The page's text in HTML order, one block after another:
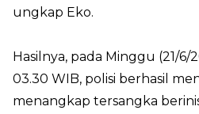
ungkap Eko.
Hasilnya, pada Minggu (21/6/
03.30 WIB, polisi berhasil
menangkap tersangka